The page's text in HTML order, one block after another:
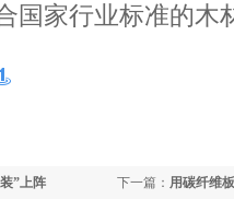
国家行业标准的木
下一篇： 用碳纤维
”上阵